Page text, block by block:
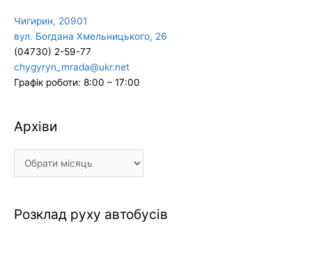
Чигирин, 20901
вул. Богдана Хмельницького, 26
(04730) 2-59-77
chygyryn_mrada@ukr.net
Графік роботи: 8:00 – 17:00
Архіви
Архіви
Розклад руху автобусів